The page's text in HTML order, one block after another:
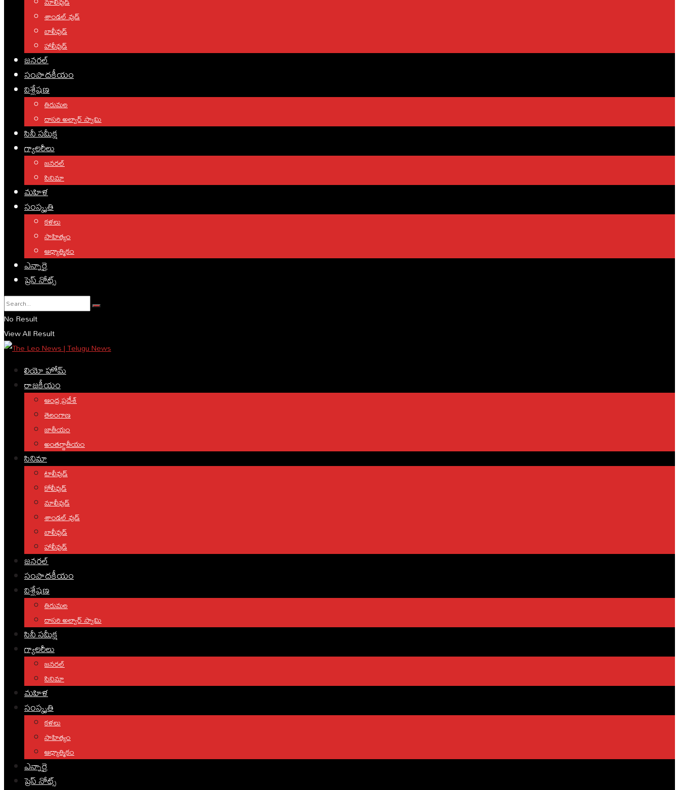
శాండల్ వుడ్
బాలీవుడ్
హాలీవుడ్
జనరల్
సంపాదకీయం
విశ్లేషణ
తిరుమల
దాసరి అల్వార్ స్వామి
సినీ సమీక్ష
గ్యాలరీలు
జనరల్
సినిమా
మహిళ
సంస్కృతి
కళలు
సాహిత్యం
ఆధ్యాత్మికం
ఎన్నారై
ప్రెస్ నోట్స్
No Result
View All Result
లియో హోమ్
రాజకీయం
ఆంధ్ర ప్రదేశ్
తెలంగాణ
జాతీయం
అంతర్జాతీయం
సినిమా
టాలీవుడ్
కోలీవుడ్
మాలీవుడ్
శాండల్ వుడ్
బాలీవుడ్
హాలీవుడ్
జనరల్
సంపాదకీయం
విశ్లేషణ
తిరుమల
దాసరి అల్వార్ స్వామి
సినీ సమీక్ష
గ్యాలరీలు
జనరల్
సినిమా
మహిళ
సంస్కృతి
కళలు
సాహిత్యం
ఆధ్యాత్మికం
ఎన్నారై
ప్రెస్ నోట్స్